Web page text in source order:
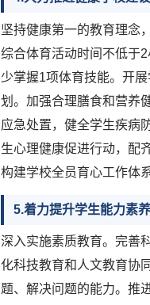
坚持健康第一的教育理念
综合体育活动时间不低于
少掌握1项体育技能。开
划。加强合理膳食和营养
应急处置，健全学生疾病
生心理健康促进行动，配
构建学校全员育心工作体系
5.着力提升学生能力素养
深入实施素质教育。完善
化科技教育和人文教育协
题、解决问题的能力。推